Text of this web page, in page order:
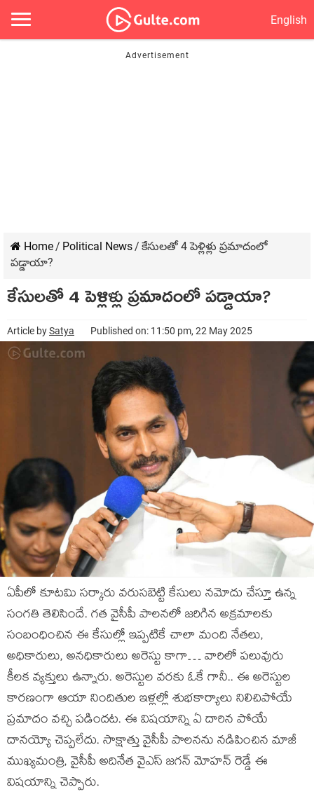
English
Home/ Political News/ కేసులతో 4 పెళ్లిళ్లు ప్రమాదంలో
పడ్డాయా?
కేసులతో 4 పెళ్లిళ్లు ప్రమాదంలో పడ్డాయా?
Article bySatya Published on: 11:50 pm, 22 May 2025
ఏపీలో కూటమి సర్కారు వరుసబెట్టి కేసులు నమోదు చేస్తూ ఉన్న
సంగతి తెలిసిందే. గత వైసీపీ పాలనలో జరిగిన అక్రమాలకు
సంబంధించిన ఈ కేసుల్లో ఇప్పటికే చాలా మంది నేతలు,
అధికారులు, అనధికారులు అరెస్టు కాగా… వారిలో పలువురు
కీలక వ్యక్తులు ఉన్నారు. అరెస్టుల వరకు ఓకే గానీ.. ఈ అరెస్టుల
కారణంగా ఆయా నిందితుల ఇళ్లల్లో శుభకార్యాలు నిలిచిపోయే
ప్రమాదం వచ్చి పడిందట. ఈ విషయాన్ని ఏ దారిన పోయే
దానయ్యో చెప్పలేదు. సాక్షాత్తు వైసీపీ పాలనను నడిపించిన మాజీ
ముఖ్యమంత్రి, వైసీపీ అదినేత వైఎస్ జగన్ మోహన్ రెడ్డే ఈ
విషయాన్ని చెప్పారు.